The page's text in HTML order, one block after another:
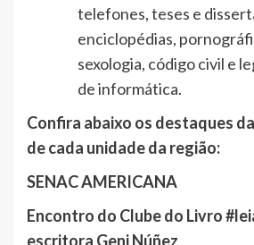
telefones, teses e
enciclopédias,
sexologia, código civil e
de informática.
Confira abaixo os destaques
de cada unidade da região:
SENAC AMERICANA
Encontro do Clube do Livro
escritora Geni Núñez